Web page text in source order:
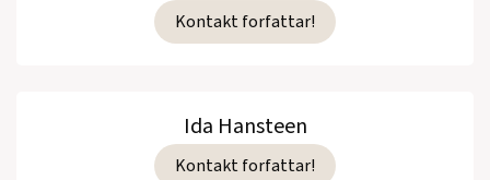
Kontakt forfattar!
Ida Hansteen
Kontakt forfattar!